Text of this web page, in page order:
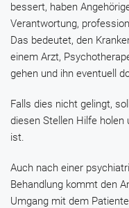
bessert, haben
Verantwortung,
Das bedeutet, den
einem Arzt,
gehen und ihn eventuell
Falls dies nicht gelingt,
diesen Stellen Hilfe
ist.
Auch nach einer
Behandlung kommt den
Umgang mit dem